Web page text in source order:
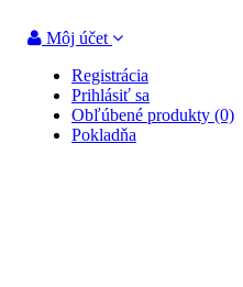
Môj účet
Registrácia
Prihlásiť sa
Obľúbené produkty (0)
Pokladňa